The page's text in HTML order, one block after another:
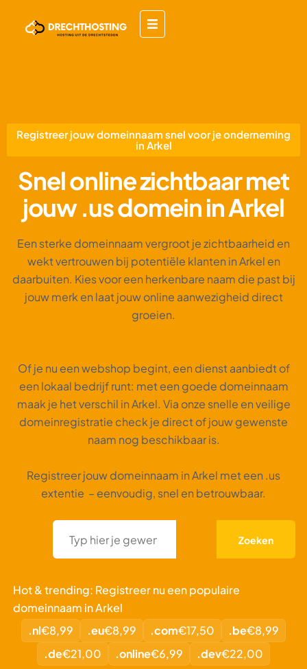
Registreer jouw domeinnaam snel voor je onderneming
in Arkel
Snel online zichtbaar met
jouw .us domein in Arkel
Een sterke domeinnaam vergroot je zichtbaarheid en
wekt vertrouwen bij potentiële klanten in Arkel en
daarbuiten. Kies voor een herkenbare naam die past bij
jouw merk en laat jouw online aanwezigheid direct
groeien.
Of je nu een webshop begint, een dienst aanbiedt of
een lokaal bedrijf runt: met een goede domeinnaam
maak je het verschil in Arkel. Via onze snelle en veilige
domeinregistratie check je direct of jouw gewenste
naam nog beschikbaar is.
Registreer jouw domeinnaam in Arkel met een .us
extentie – eenvoudig, snel en betrouwbaar.
Zoeken
Hot & trending: Registreer nu een populaire
domeinnaam in Arkel
.nl€8,99 .eu€8,99 .com€17,50 .be€8,99
.de€21,00 .online€6,99 .dev€22,00